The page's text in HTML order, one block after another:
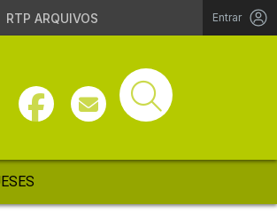
RTP ARQUIVOS Entrar